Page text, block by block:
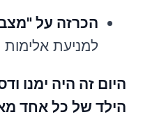
הכרזה על
למניעת
היום זה היה ימנו
הילד של כל אחד